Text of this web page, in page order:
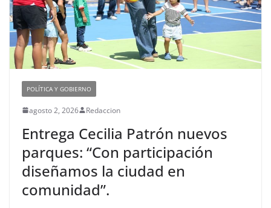
POLÍTICA Y GOBIERNO
agosto 2, 2026 Redaccion
Entrega Cecilia Patrón nuevos
parques: “Con participación
diseñamos la ciudad en
comunidad”.